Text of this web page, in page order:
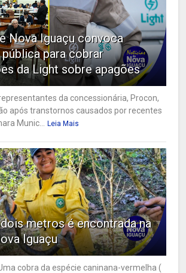
Nova Iguaçu convoca
para cobrar
da Light sobre apagões
da concessionária, Procon,
após transtornos causados por recentes
Munic...
Leia Mais
metros é encontrada na
Iguaçu
cobra da espécie caninana-vermelha (